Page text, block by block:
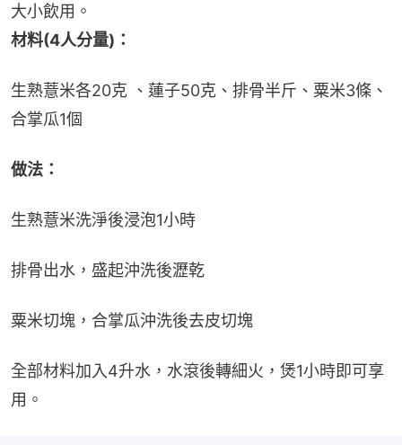
大小飲用。
材料(4人分量)：
生熟薏米各20克 、蓮子50克、排骨半斤、粟米3條、
合掌瓜1個
做法：
生熟薏米洗淨後浸泡1小時
排骨出水，盛起沖洗後瀝乾
粟米切塊，合掌瓜沖洗後去皮切塊
全部材料加入4升水，水滾後轉細火，煲1小時即可享
用。